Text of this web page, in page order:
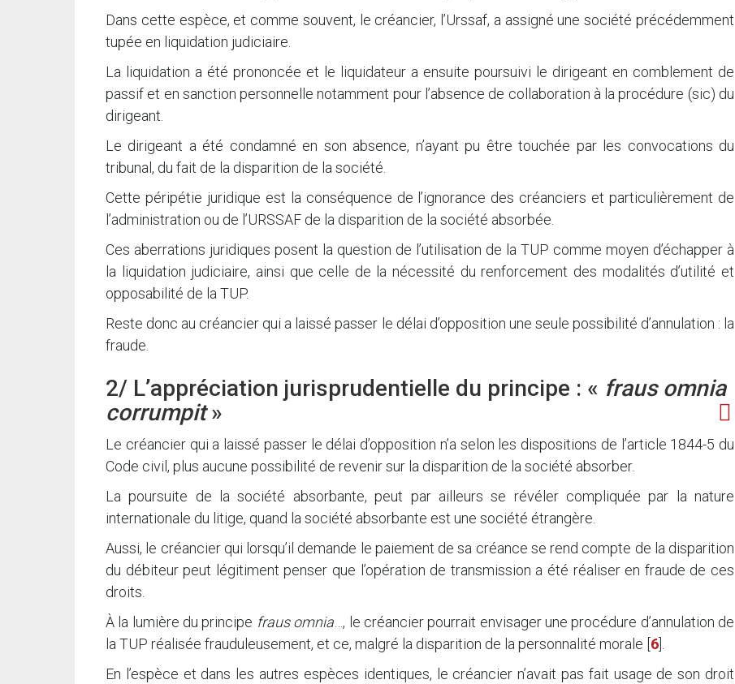
Dans cette espèce, et comme souvent, le créancier, l’Urssaf, a assigné une société précédemment
tupée en liquidation judiciaire.
La liquidation a été prononcée et le liquidateur a ensuite poursuivi le dirigeant en comblement de
passif et en sanction personnelle notamment pour l’absence de collaboration à la procédure (sic) du
dirigeant.
Le dirigeant a été condamné en son absence, n’ayant pu être touchée par les convocations du
tribunal, du fait de la disparition de la société.
Cette péripétie juridique est la conséquence de l’ignorance des créanciers et particulièrement de
l’administration ou de l’URSSAF de la disparition de la société absorbée.
Ces aberrations juridiques posent la question de l’utilisation de la TUP comme moyen d’échapper à
la liquidation judiciaire, ainsi que celle de la nécessité du renforcement des modalités d’utilité et
opposabilité de la TUP.
Reste donc au créancier qui a laissé passer le délai d’opposition une seule possibilité d’annulation : la
fraude.
2/ L’appréciation jurisprudentielle du principe : « fraus omnia
corrumpit»
Le créancier qui a laissé passer le délai d’opposition n’a selon les dispositions de l’article 1844-5 du
Code civil, plus aucune possibilité de revenir sur la disparition de la société absorber.
La poursuite de la société absorbante, peut par ailleurs se révéler compliquée par la nature
internationale du litige, quand la société absorbante est une société étrangère.
Aussi, le créancier qui lorsqu’il demande le paiement de sa créance se rend compte de la disparition
du débiteur peut légitiment penser que l’opération de transmission a été réaliser en fraude de ces
droits.
À la lumière du principe fraus omnia…, le créancier pourrait envisager une procédure d’annulation de
la TUP réalisée frauduleusement, et ce, malgré la disparition de la personnalité morale 6 .
En l’espèce et dans les autres espèces identiques, le créancier n’avait pas fait usage de son droit